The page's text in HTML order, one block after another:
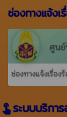
ช่องทางแจ้งเ
touch_appระบบบริกา